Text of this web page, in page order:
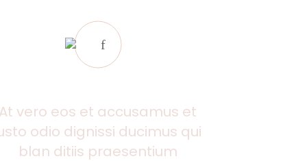
At vero eos et accusamus et
odio dignissi ducimus qui
blan ditiis praesentium